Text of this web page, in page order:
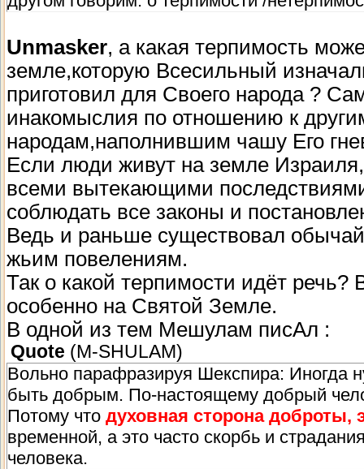
Unmasker, а какая терпимость
земле,которую Всесильный
приготовил для Своего народа ?
инакомыслия по отношению к
народам,наполнившим чашу Его
Если люди живут на земле
всеми вытекающими
соблюдать все законы и
Ведь и раньше существовал
жьим повелениям.
Так о какой терпимости идёт
особенно на Святой Земле.
В одной из тем Мешулам писАл :
Quote (M-SHULAM)
Вольно парафразируя Шекспира: Иногда
быть добрым. По-настоящему добрый
Потому что духовная сторона доброты,
временной, а это часто скорбь и
человека.